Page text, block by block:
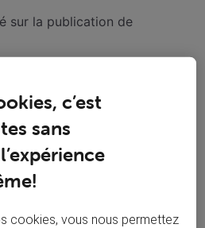
sur la publication de
ma facture est passée de
d'octobre ? Merci d'avance pour
me l'offrir 😂😂
c’est
sans
cookies, vous nous permettez